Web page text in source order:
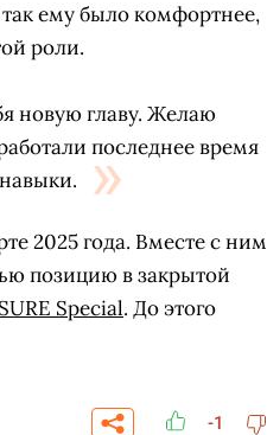
ему было комфортнее,
роли.
новую главу. Желаю
последнее время
2025 года. Вместе с ним
позицию в закрытой
Special. До этого
-1
СКАЧАТЬ НА